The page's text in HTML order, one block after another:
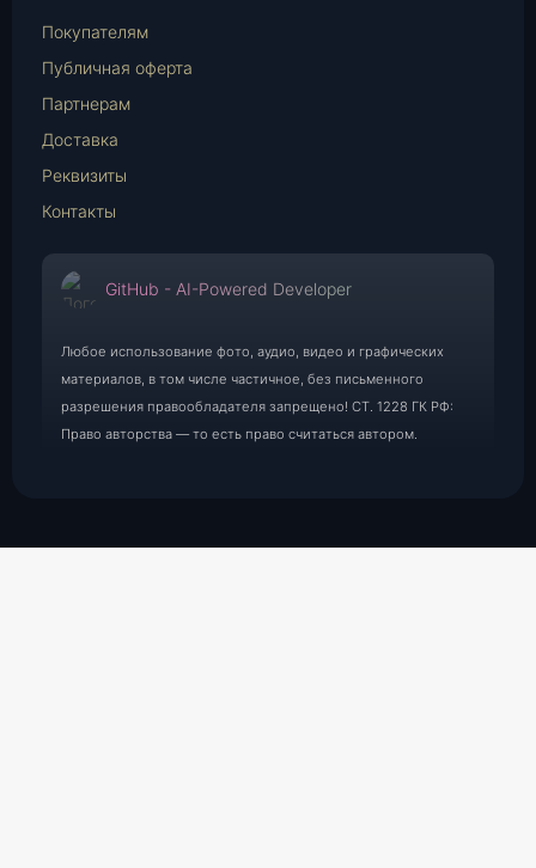
Покупателям
Публичная оферта
Партнерам
Доставка
Реквизиты
Контакты
GitHub - AI-Powered Developer
Любое использование фото, аудио, видео и графических
материалов, в том числе частичное, без письменного
разрешения правообладателя запрещено! СТ. 1228 ГК РФ:
Право авторства — то есть право считаться автором.